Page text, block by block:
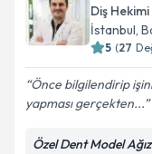
Diş Hekimi
İstanbul,
5 (27
Önce bilgilendirip
yapması gerçekten...
Özel Dent Model